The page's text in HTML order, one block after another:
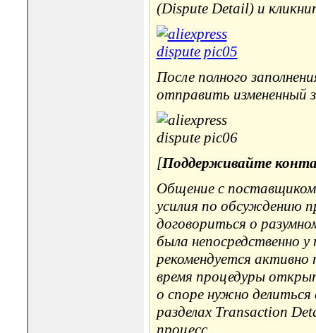
(Dispute Detail) и
После полного
отправить измененный
[Поддерживайте
Общение с
усилия по обсуждению
договориться о
была непосредственно
рекомендуется
время процедуры
о споре нужно
разделах Transaction
процесс.